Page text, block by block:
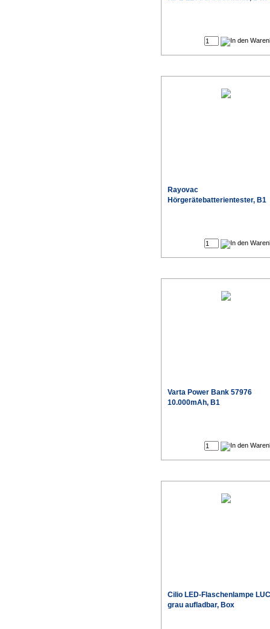
Rayovac
Hörgerätebatterientester, B1
Varta Power Bank 57976
10.000mAh, B1
Cilio LED-Flaschenlampe
grau aufladbar, Box